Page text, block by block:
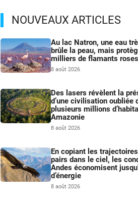
NOUVEAUX ARTICLES
Au lac Natron, une eau
brûle la peau, mais
milliers de flamants roses
8 août 2026
Des lasers révèlent la
d’une civilisation oubliée
plusieurs millions
Amazonie
8 août 2026
En copiant les
pairs dans le ciel, les
Andes économisent
d’énergie
8 août 2026